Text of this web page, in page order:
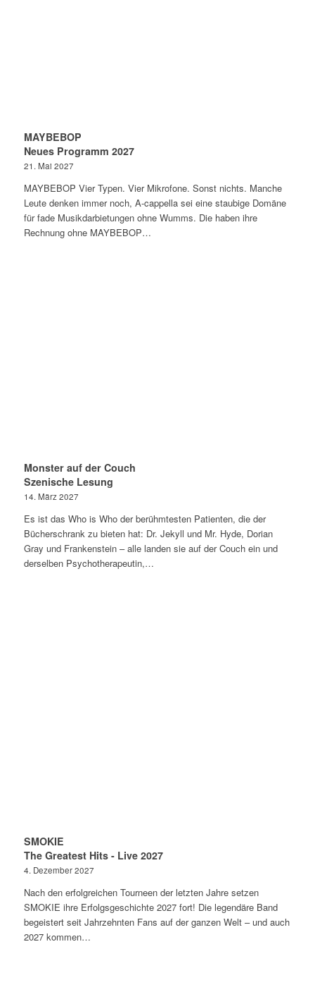
MAYBEBOP
Neues Programm 2027
21. Mai 2027
MAYBEBOP Vier Typen. Vier Mikrofone. Sonst nichts. Manche
Leute denken immer noch, A-cappella sei eine staubige Domäne
für fade Musikdarbietungen ohne Wumms. Die haben ihre
Rechnung ohne MAYBEBOP…
Monster auf der Couch
Szenische Lesung
14. März 2027
Es ist das Who is Who der berühmtesten Patienten, die der
Bücherschrank zu bieten hat: Dr. Jekyll und Mr. Hyde, Dorian
Gray und Frankenstein – alle landen sie auf der Couch ein und
derselben Psychotherapeutin,…
SMOKIE
The Greatest Hits - Live 2027
4. Dezember 2027
Nach den erfolgreichen Tourneen der letzten Jahre setzen
SMOKIE ihre Erfolgsgeschichte 2027 fort! Die legendäre Band
begeistert seit Jahrzehnten Fans auf der ganzen Welt – und auch
2027 kommen…